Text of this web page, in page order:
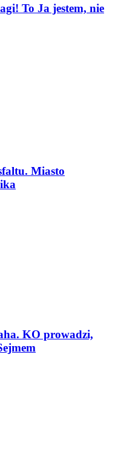
To Ja jestem, nie
Miasto
KO prowadzi,